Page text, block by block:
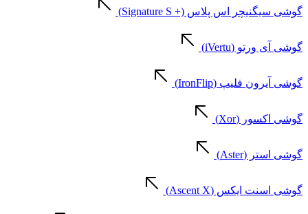
گوشی سیگنیچر اس پلاس (+ Signature S)
گوشی آی ورتو (iVertu)
گوشی آیرون فلیپ (IronFlip)
گوشی اکسور (Xor)
گوشی استر (Aster)
گوشی اسنت ایکس (Ascent X)